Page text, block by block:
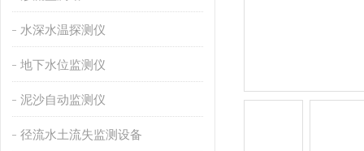
水深水温探测仪
地下水位监测仪
泥沙自动监测仪
径流水土流失监测设备